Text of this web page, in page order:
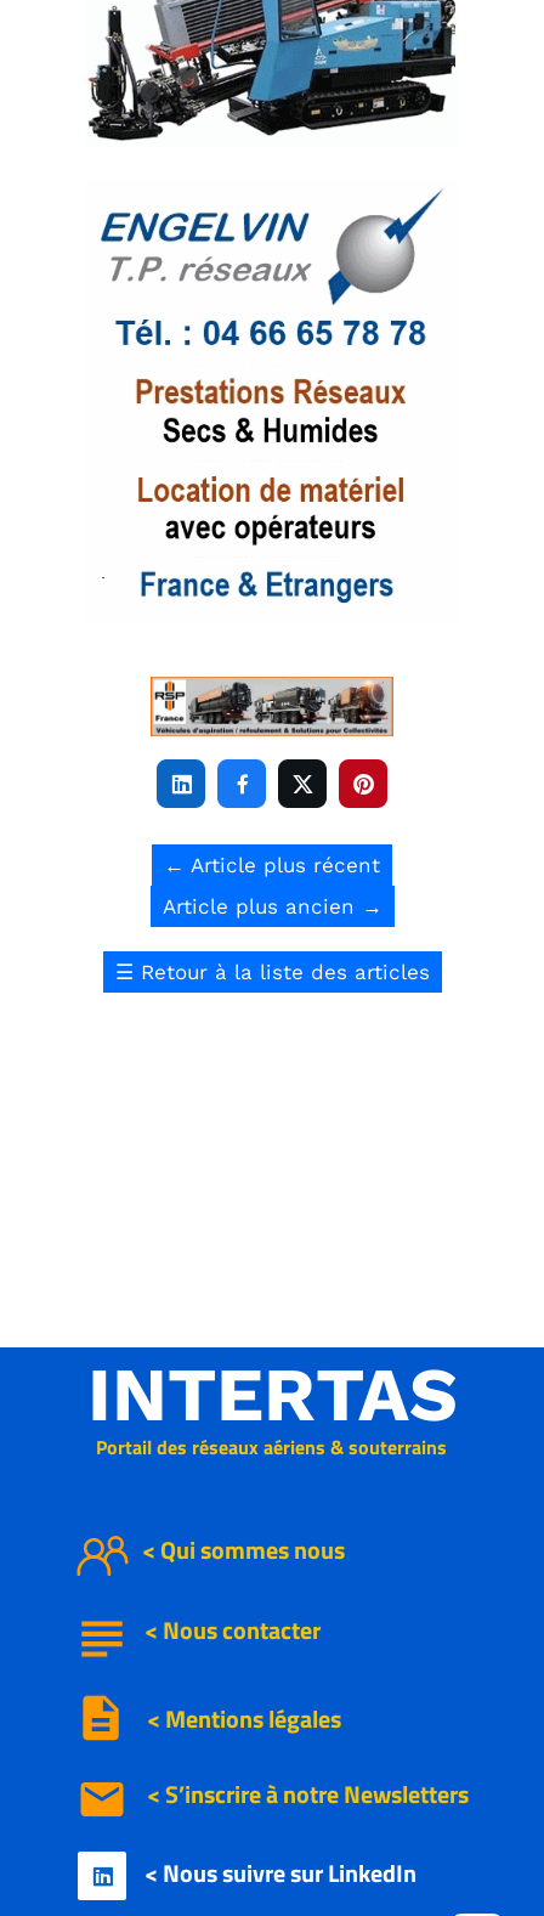
description
subject
email
INTERTAS
<Nouscontacter
< Nous suivre sur LinkedIn
< Qui sommes nous
< S’inscrire à notreNewsletters
< Mentions légales
Portail des réseaux aériens & souterrains

   
← Article plus récent
Article plus ancien →
☰ Retour à la liste des articles